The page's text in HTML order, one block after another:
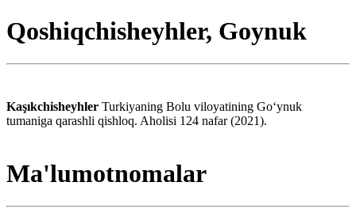
Qoshiqchisheyhler, Goynuk
Kaşıkchisheyhler Turkiyaning Bolu viloyatining Goʻynuk
tumaniga qarashli qishloq. Aholisi 124 nafar (2021).
Ma'lumotnomalar